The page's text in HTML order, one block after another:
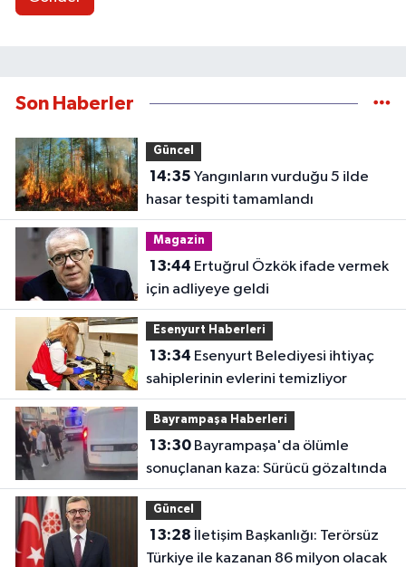
Son Haberler
Güncel
14:35
hasar tespiti tamamlandı
Magazin
13:44
için adliyeye geldi
Esenyurt Haberleri
13:34
sahiplerinin evlerini temizliyor
Bayrampaşa Haberleri
13:30Bayrampaşa'da ölümle
sonuçlanan kaza: Sürücü gözaltında
Güncel
13:28
Türkiye ile kazanan 86 milyon olacak